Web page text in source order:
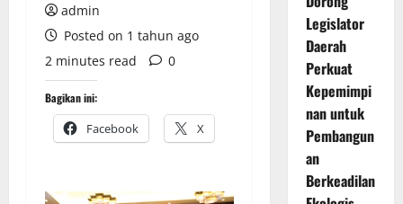
admin
Posted on 1 tahun ago
2 minutes read
0
Bagikan ini:
Facebook X
Legislator
Daerah
Perkuat
Kepemimpi
nan untuk
Pembangun
an
Berkeadilan